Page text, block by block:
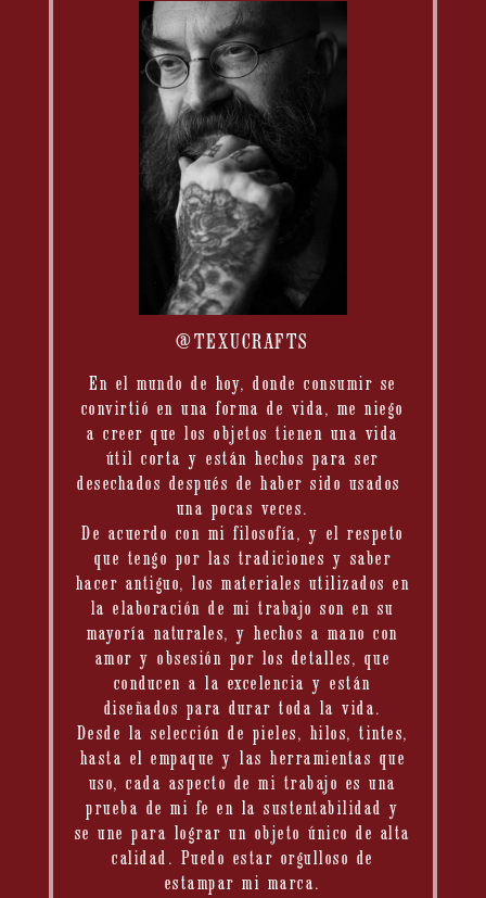
@TEXUCRAFTS
En el mundo de hoy, donde consumir se
convirtió en una forma de vida, me niego
a creer que los objetos tienen una vida
útil corta y están hechos para ser
desechados después de haber sido usados ​​
una pocas veces.
De acuerdo con mi filosofía, y el respeto
que tengo por las tradiciones y saber
hacer antiguo, los materiales utilizados en
la elaboración de mi trabajo son en su
mayoría naturales, y hechos a mano con
amor y obsesión por los detalles, que
conducen a la excelencia y están
diseñados para durar toda la vida.
Desde la selección de pieles, hilos, tintes,
hasta el empaque y las herramientas que
uso, cada aspecto de mi trabajo es una
prueba de mi fe en la sustentabilidad y
se une para lograr un objeto único de alta
calidad. Puedo estar orgulloso de
estampar mi marca.